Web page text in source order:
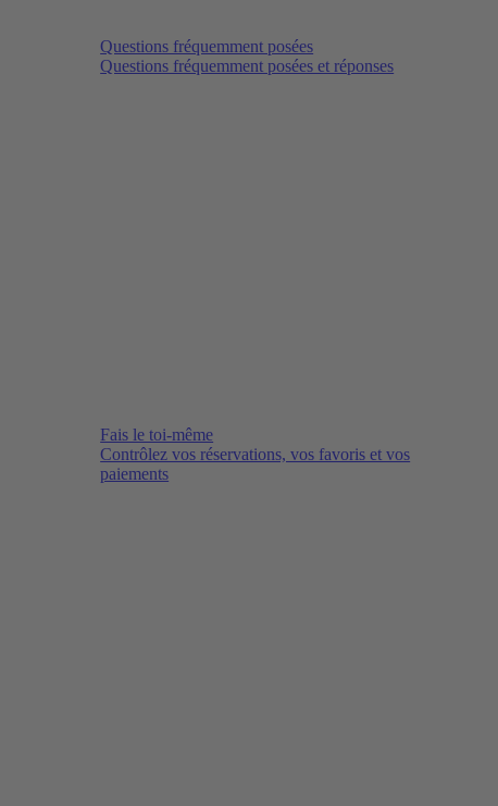
Questions fréquemment posées
Questions fréquemment posées et réponses
Fais le toi-même
Contrôlez vos réservations, vos favoris et vos
paiements